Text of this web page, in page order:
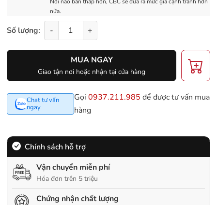
nữa.
Số lượng: - +
MUA NGAY
Giao tận nơi hoặc nhận tại cửa hàng
Chat tư vấn
ngay
Gọi 0937.211.985 để được tư vấn mua
hàng
Chính sách hỗ trợ
Vận chuyển miễn phí
Hóa đơn trên 5 triệu
Chứng nhận chất lượng